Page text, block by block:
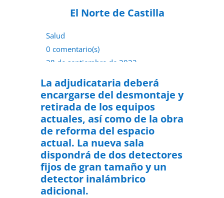
El Norte de Castilla
Salud
0 comentario(s)
28 de septiembre de 2022
La adjudicataria deberá
encargarse del desmontaje y
retirada de los equipos
actuales, así como de la obra
de reforma del espacio
actual. La nueva sala
dispondrá de dos detectores
fijos de gran tamaño y un
detector inalámbrico
adicional.